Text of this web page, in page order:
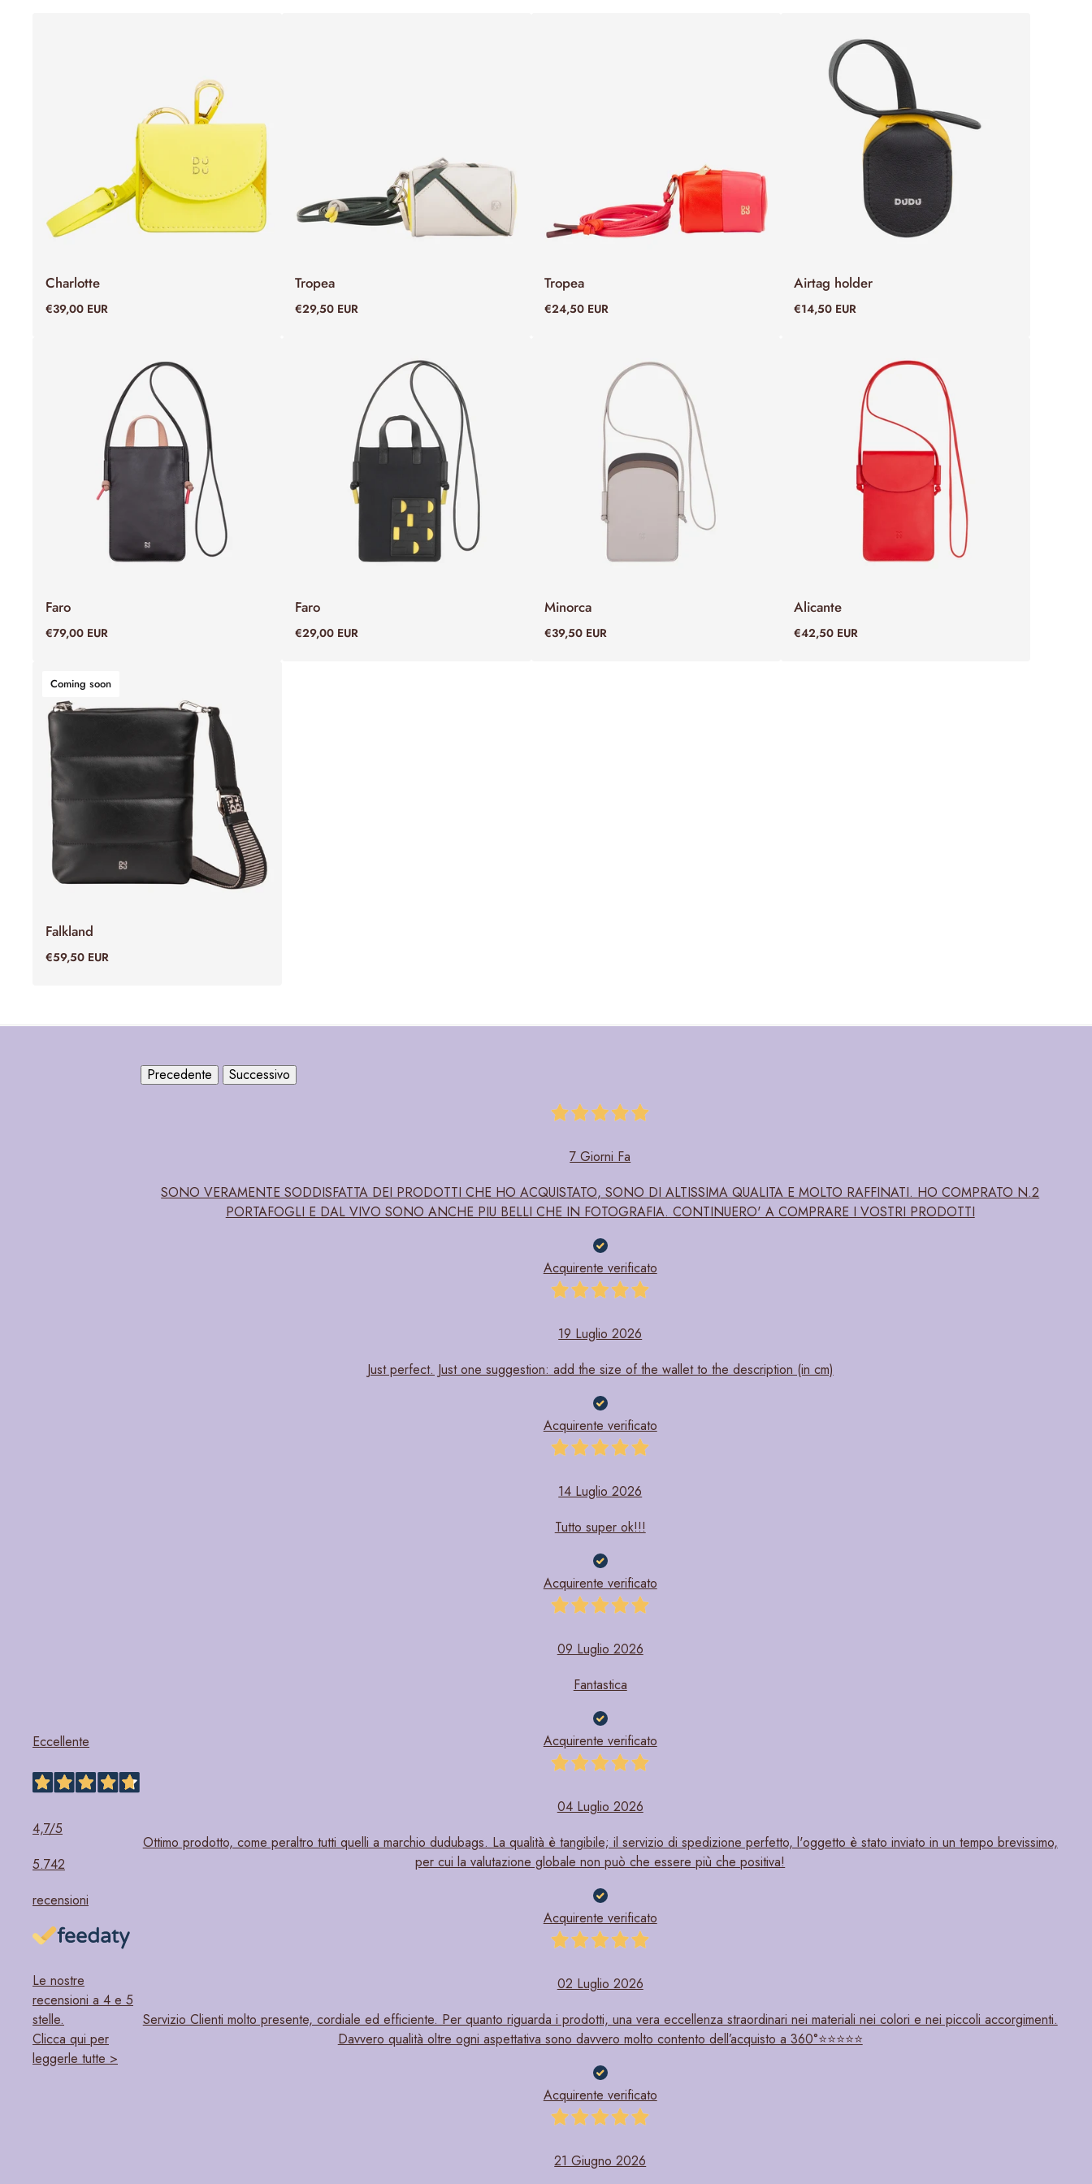
Charlotte
€39,00 EUR
Tropea
€29,50 EUR
Tropea
€24,50 EUR
ADD TO CART
Airtag holder
€14,50 EUR
Faro
€79,00 EUR
Faro
€29,00 EUR
Minorca
€39,50 EUR
Alicante
€42,50 EUR
Coming soon
Falkland
€59,50 EUR
Eccellente
4,7/5
5.742
recensioni
Le nostre
recensioni a 4 e 5
stelle.
Clicca qui per
leggerle tutte >
Precedente Successivo
7 Giorni Fa
SONO VERAMENTE SODDISFATTA DEI PRODOTTI CHE HO ACQUISTATO, SONO DI ALTISSIMA QUALITA E MOLTO RAFFINATI. HO COMPRATO N.2
PORTAFOGLI E DAL VIVO SONO ANCHE PIU BELLI CHE IN FOTOGRAFIA. CONTINUERO' A COMPRARE I VOSTRI PRODOTTI
Acquirente verificato
19 Luglio 2026
Just perfect. Just one suggestion: add the size of the wallet to the description (in cm)
Acquirente verificato
14 Luglio 2026
Tutto super ok!!!
Acquirente verificato
09 Luglio 2026
Fantastica
Acquirente verificato
04 Luglio 2026
Ottimo prodotto, come peraltro tutti quelli a marchio dudubags. La qualità è tangibile; il servizio di spedizione perfetto, l'oggetto è stato inviato in un tempo brevissimo,
per cui la valutazione globale non può che essere più che positiva!
Acquirente verificato
02 Luglio 2026
Servizio Clienti molto presente, cordiale ed efficiente. Per quanto riguarda i prodotti, una vera eccellenza straordinari nei materiali nei colori e nei piccoli accorgimenti.
Davvero qualità oltre ogni aspettativa sono davvero molto contento dell’acquisto a 360°⭐️⭐️⭐️⭐️⭐️
Acquirente verificato
21 Giugno 2026